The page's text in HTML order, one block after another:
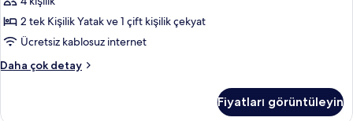
fotoğrafları
görün
2 tek Kişilik Yatak ve 1 çift kişilik çekyat
Ücretsiz kablosuz internet
Daha çok detay
Deluxe
Fiyatları görüntüleyin